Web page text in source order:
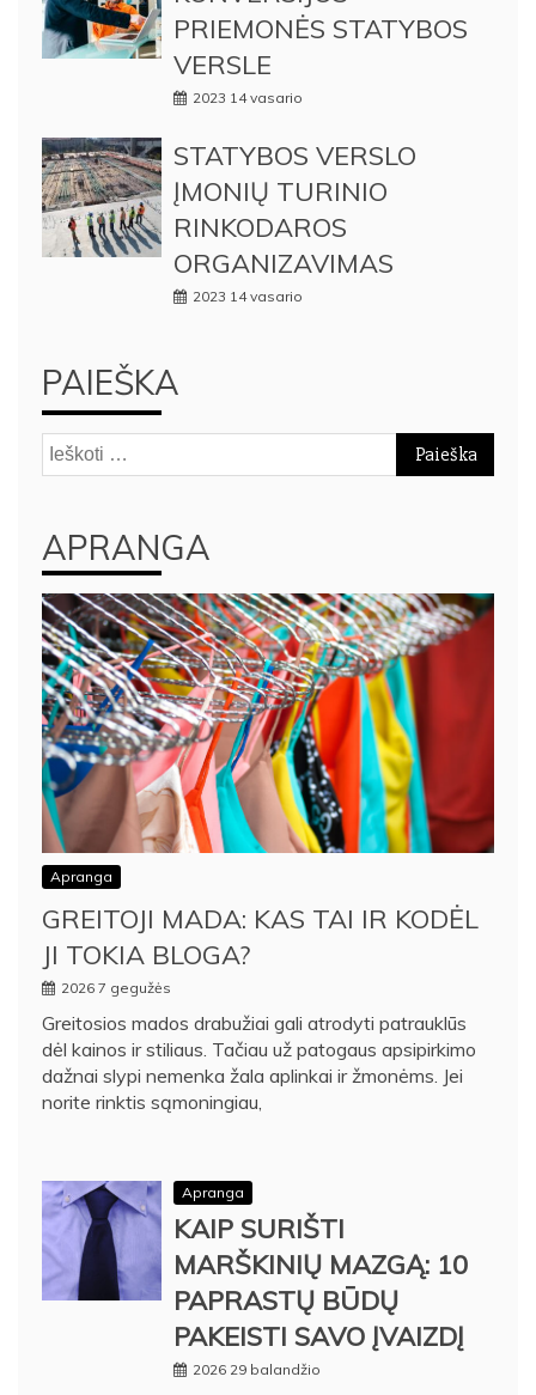
PRIEMONĖS STATYBOS
VERSLE
2023 14 vasario
STATYBOS VERSLO
ĮMONIŲ TURINIO
RINKODAROS
ORGANIZAVIMAS
2023 14 vasario
PAIEŠKA
Ieškoti:
APRANGA
Apranga
GREITOJI MADA: KAS TAI IR KODĖL
JI TOKIA BLOGA?
2026 7 gegužės
Greitosios mados drabužiai gali atrodyti patrauklūs
dėl kainos ir stiliaus. Tačiau už patogaus apsipirkimo
dažnai slypi nemenka žala aplinkai ir žmonėms. Jei
norite rinktis sąmoningiau,
Apranga
KAIP SURIŠTI
MARŠKINIŲ MAZGĄ: 10
PAPRASTŲ BŪDŲ
PAKEISTI SAVO ĮVAIZDĮ
2026 29 balandžio